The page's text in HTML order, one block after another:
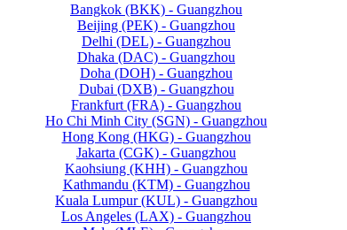
Bangkok (BKK) - Guangzhou
Beijing (PEK) - Guangzhou
Delhi (DEL) - Guangzhou
Dhaka (DAC) - Guangzhou
Doha (DOH) - Guangzhou
Dubai (DXB) - Guangzhou
Frankfurt (FRA) - Guangzhou
Ho Chi Minh City (SGN) - Guangzhou
Hong Kong (HKG) - Guangzhou
Jakarta (CGK) - Guangzhou
Kaohsiung (KHH) - Guangzhou
Kathmandu (KTM) - Guangzhou
Kuala Lumpur (KUL) - Guangzhou
Los Angeles (LAX) - Guangzhou